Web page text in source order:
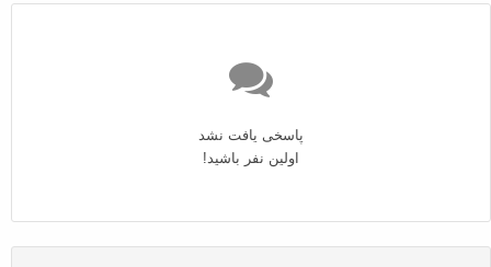
پاسخی یافت نشد
اولین نفر باشید!